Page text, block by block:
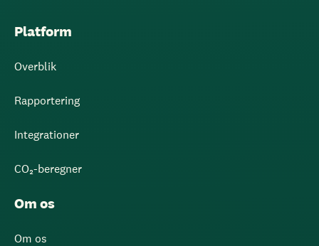
Platform
Overblik
Rapportering
Integrationer
CO₂-beregner
Om os
Om os